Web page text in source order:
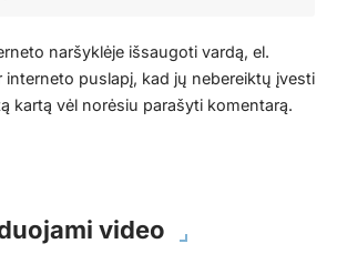
naršyklėje išsaugoti vardą, el.
interneto puslapį, kad jų nebereiktų įvesti
kartą vėl norėsiu parašyti komentarą.
video